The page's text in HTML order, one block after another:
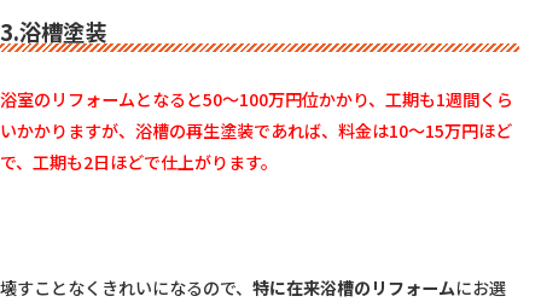
3.浴槽塗装
浴室のリフォームとなると50～100万円位かかり、工期も1週間くら
いかかりますが、浴槽の再生塗装であれば、料金は10～15万円ほど
で、工期も2日ほどで仕上がります。
壊すことなくきれいになるので、 特に在来浴槽のリフォームにお選